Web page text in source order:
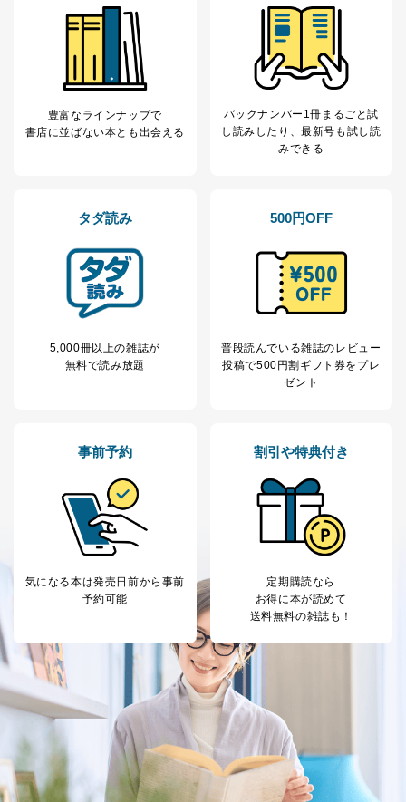
豊富なラインナップで
書店に並ばない本とも出会える
バックナンバー1冊まるごと試
し読み したり、最新号も試し読
みできる
タダ読み
5,000冊以上の雑誌が
無料で読み放題
500円OFF
普段読んでいる雑誌のレビュー
投稿で500円割ギフト券をプレ
ゼント
事前予約
気になる本は発売日前から事前
予約可能
割引や特典付き
定期購読なら
お得に本が読めて
送料無料の雑誌も！